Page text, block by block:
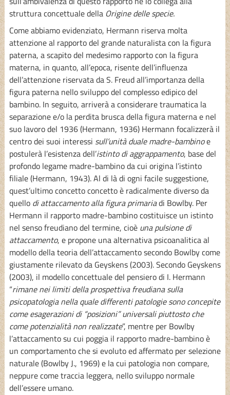
struttura concettuale della Origine delle specie.
Come abbiamo evidenziato, Hermann riserva molta
attenzione al rapporto del grande naturalista con la figura
paterna, a scapito del medesimo rapporto con la figura
materna, in quanto, all’epoca, risente dell’influenza
dell’attenzione riservata da S. Freud all’importanza della
figura paterna nello sviluppo del complesso edipico del
bambino. In seguito, arriverà a considerare traumatica la
separazione e/o la perdita brusca della figura materna e nel
suo lavoro del 1936 (Hermann, 1936) Hermann focalizzerà il
centro dei suoi interessi sull’unità duale madre-bambinoe
postulerà l’esistenza dell’istinto di aggrappamento, base del
profondo legame madre-bambino da cui origina l’istinto
filiale (Hermann, 1943). Al di là di ogni facile suggestione,
quest’ultimo concetto concetto è radicalmente diverso da
quello di attaccamento alla figura primariadi Bowlby. Per
Hermann il rapporto madre-bambino costituisce un istinto
nel senso freudiano del termine, cioè una pulsione di
attaccamento, e propone una alternativa psicoanalitica al
modello della teoria dell’attaccamento secondo Bowlby come
giustamente rilevato da Geyskens (2003). Secondo Geyskens
(2003), il modello concettuale del pensiero di I. Hermann
“rimane nei limiti della prospettiva freudiana sulla
psicopatologia nella quale differenti patologie sono concepite
come esagerazioni di “posizioni” universali piuttosto che
come potenzialità non realizzate”, mentre per Bowlby
l’attaccamento su cui poggia il rapporto madre-bambino è
un comportamento che si evoluto ed affermato per selezione
naturale (Bowlby J., 1969) e la cui patologia non compare,
neppure come traccia leggera, nello sviluppo normale
dell’essere umano.